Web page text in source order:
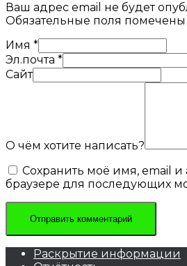
Ваш адрес email не будет
Обязательные поля помечены
Имя *
Эл.почта *
Сайт
О чём хотите написать?
Сохранить моё имя, email и
браузере для последующих
Раскрытие информации